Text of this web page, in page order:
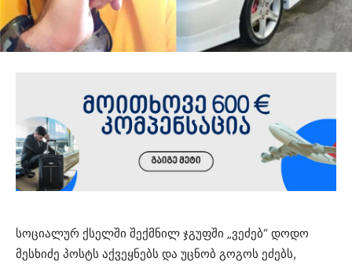
სოციალურ ქსელში შექმნილ ჯგუფში „ვეძებ“ დოდო
მესხიძე პოსტს აქვეყნებს და უცნობ გოგოს ეძებს,